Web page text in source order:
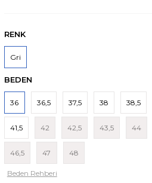
RENK
Gri
BEDEN
36 36,5 37,5 38 38,5
41,5 42 42,5 43,5 44
46,5 47 48
Beden Rehberi